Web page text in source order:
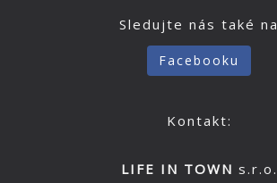
Sledujte nás také na
Facebooku
Kontakt:
LIFE IN TOWN s.r.o.